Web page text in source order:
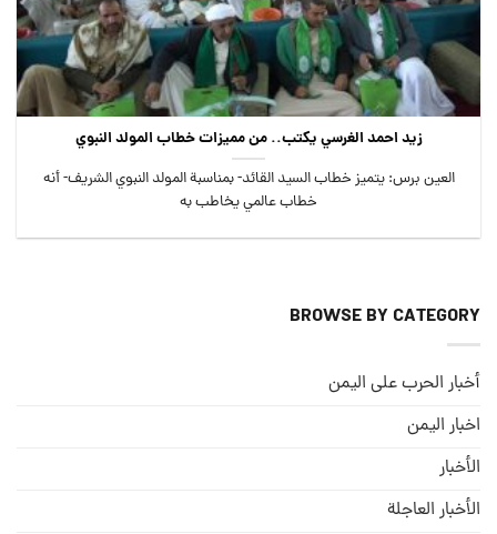
زيد احمد الغرسي يكتب.. من مميزات خطاب المولد النبوي
العين برس: يتميز خطاب السيد القائد- بمناسبة المولد النبوي الشريف- أنه
خطاب عالمي يخاطب به
BROWSE BY CATEGORY
أخبار الحرب على اليمن
اخبار اليمن
الأخبار
الأخبار العاجلة